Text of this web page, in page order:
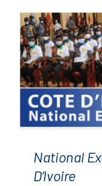
National
D’Ivoire